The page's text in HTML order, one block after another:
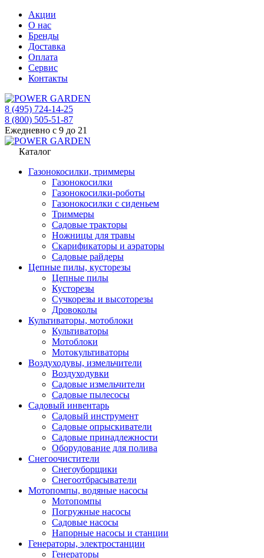
Акции
О нас
Бренды
Доставка
Оплата
Сервис
Контакты
8 (495) 724-14-25
8 (800) 505-51-87
Ежедневно с 9 до 21
Каталог
Газонокосилки, триммеры
Газонокосилки
Газонокосилки-роботы
Газонокосилки с сиденьем
Триммеры
Садовые тракторы
Ножницы для травы
Скарификаторы и аэраторы
Садовые райдеры
Цепные пилы, кусторезы
Цепные пилы
Кусторезы
Сучкорезы и высоторезы
Дровоколы
Культиваторы, мотоблоки
Культиваторы
Мотоблоки
Мотокультиваторы
Воздуходувы, измельчители
Воздуходувки
Садовые измельчители
Садовые пылесосы
Садовый инвентарь
Садовый инструмент
Садовые опрыскиватели
Садовые принадлежности
Оборудование для полива
Снегоочистители
Снегоуборщики
Снегоотбрасыватели
Мотопомпы, водяные насосы
Мотопомпы
Погружные насосы
Садовые насосы
Напорные насосы и станции
Генераторы, электростанции
Генераторы